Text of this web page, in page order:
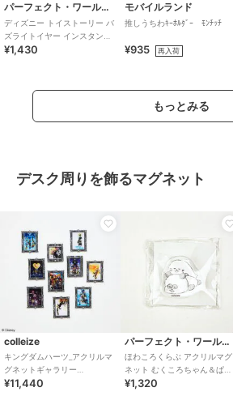
パーフェクト・ワールド・トーキョー
ディズニー トイストーリー バ
ズライトイヤー インスタント
フォトキーホルダー 推し活
¥1,430
モバイルランド
推しうちわｷｰﾎﾙﾀﾞｰ ﾓﾝﾁｯﾁ
¥935 再入荷
もっとみる
デスク周りを飾るマグネット
colleize
キングダムハーツ_アクリルマ
グネットギャラリー
Vol.2【BOX／10個入り】
¥11,440
パーフェクト・ワールド・トーキョー
ほわころくらぶ アクリルマグ
ネット むくころちゃん＆ぱん
ころちゃん インテリア 文具
¥1,320